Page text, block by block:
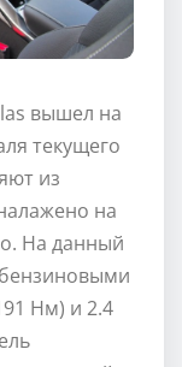
вышел на
текущего
из
на
На данный
Нм) и 2.4